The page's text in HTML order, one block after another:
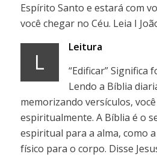
Espírito Santo e estará com
você chegar no Céu. Leia I
L
Leitura
“Edificar” Significa
Lendo a Bíblia
memorizando versículos,
espiritualmente. A Bíblia é o
espiritual para a alma, como
físico para o corpo. Disse